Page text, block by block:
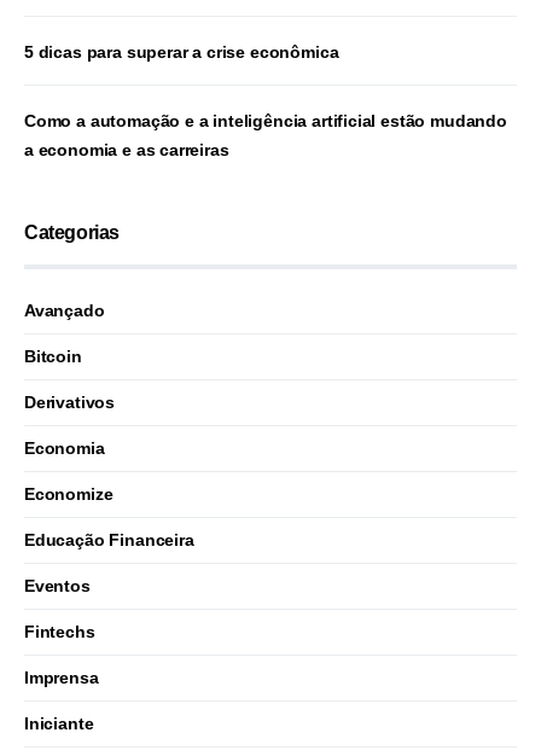
5 dicas para superar a crise econômica
Como a automação e a inteligência artificial estão mudando
a economia e as carreiras
Categorias
Avançado
Bitcoin
Derivativos
Economia
Economize
Educação Financeira
Eventos
Fintechs
Imprensa
Iniciante